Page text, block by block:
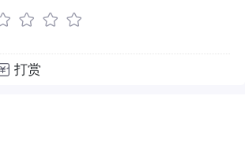
打赏